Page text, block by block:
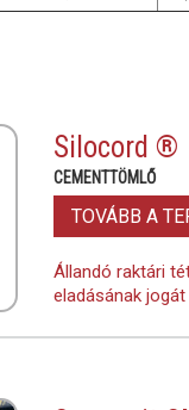
Silocord ®
CEMENTTÖMLŐ
TOVÁBB A
Állandó raktári
eladásának